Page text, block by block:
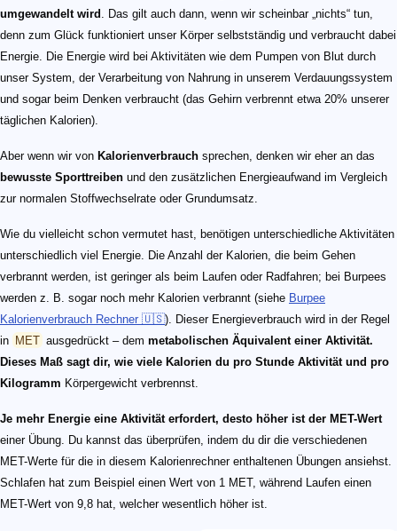
umgewandelt wird . Das gilt auch dann, wenn wir scheinbar „nichts“ tun,
denn zum Glück funktioniert unser Körper selbstständig und verbraucht dabei
Energie. Die Energie wird bei Aktivitäten wie dem Pumpen von Blut durch
unser System, der Verarbeitung von Nahrung in unserem Verdauungssystem
und sogar beim Denken verbraucht (das Gehirn verbrennt etwa 20% unserer
täglichen Kalorien).
Aber wenn wir von Kalorienverbrauch sprechen, denken wir eher an das
bewusste Sporttreiben und den zusätzlichen Energieaufwand im Vergleich
zur normalen Stoffwechselrate oder Grundumsatz.
Wie du vielleicht schon vermutet hast, benötigen unterschiedliche Aktivitäten
unterschiedlich viel Energie. Die Anzahl der Kalorien, die beim Gehen
verbrannt werden, ist geringer als beim Laufen oder Radfahren; bei Burpees
werden z. B. sogar noch mehr Kalorien verbrannt (siehe Burpee
Kalorienverbrauch Rechner 🇺🇸). Dieser Energieverbrauch wird in der Regel
in MET ausgedrückt – dem metabolischen Äquivalent einer Aktivität.
Dieses Maß sagt dir, wie viele Kalorien du pro Stunde Aktivität und pro
Kilogramm Körpergewicht verbrennst.
Je mehr Energie eine Aktivität erfordert, desto höher ist der MET-Wert
einer Übung. Du kannst das überprüfen, indem du dir die verschiedenen
MET-Werte für die in diesem Kalorienrechner enthaltenen Übungen ansiehst.
Schlafen hat zum Beispiel einen Wert von 1 MET, während Laufen einen
MET-Wert von 9,8 hat, welcher wesentlich höher ist.